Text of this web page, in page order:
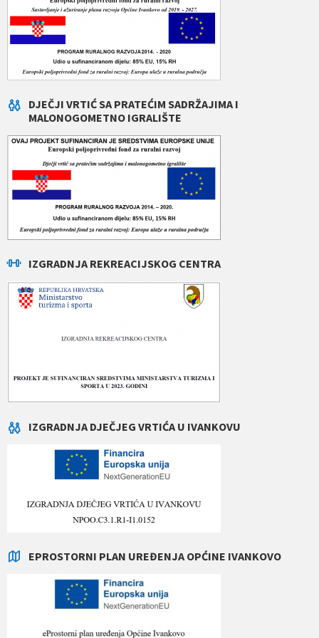
DJEČJI VRTIĆ SA PRATEĆIM SADRŽAJIMA I
MALONOGOMETNO IGRALIŠTE
IZGRADNJA REKREACIJSKOG CENTRA
IZGRADNJA DJEČJEG VRTIĆA U IVANKOVU
EPROSTORNI PLAN UREĐENJA OPĆINE IVANKOVO